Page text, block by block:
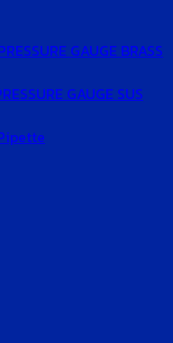
GAUGE BRASS
GAUGE SUS